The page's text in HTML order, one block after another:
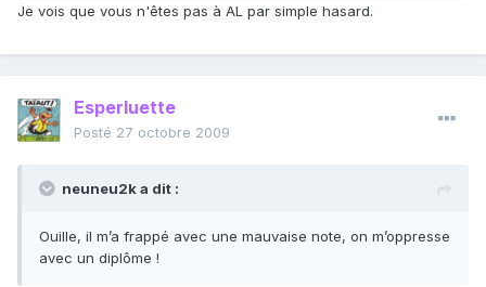
Je vois que vous n'êtes pas à AL par simple hasard.
Esperluette
Posté 27 octobre 2009
neuneu2k a dit :
Ouille, il m’a frappé avec une mauvaise note, on m’oppresse
avec un diplôme !